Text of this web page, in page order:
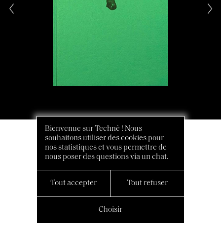
Bienvenue sur Technè ! Nous
souhaitons utiliser des cookies pour
nos statistiques et vous permettre de
nous poser des questions via un chat.
Tout accepter Tout refuser
Choisir